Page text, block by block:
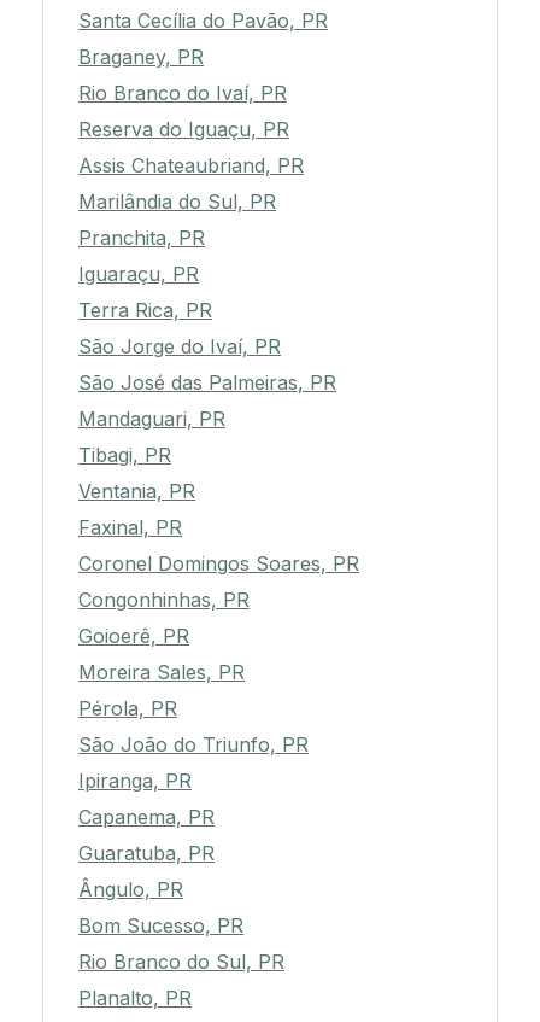
Santa Cecília do Pavão, PR
Braganey, PR
Rio Branco do Ivaí, PR
Reserva do Iguaçu, PR
Assis Chateaubriand, PR
Marilândia do Sul, PR
Pranchita, PR
Iguaraçu, PR
Terra Rica, PR
São Jorge do Ivaí, PR
São José das Palmeiras, PR
Mandaguari, PR
Tibagi, PR
Ventania, PR
Faxinal, PR
Coronel Domingos Soares, PR
Congonhinhas, PR
Goioerê, PR
Moreira Sales, PR
Pérola, PR
São João do Triunfo, PR
Ipiranga, PR
Capanema, PR
Guaratuba, PR
Ângulo, PR
Bom Sucesso, PR
Rio Branco do Sul, PR
Planalto, PR